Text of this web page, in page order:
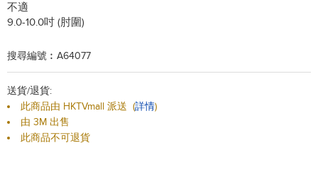
不適
9.0-10.0吋 (肘圍)
搜尋編號︰A64077
送貨/退貨:
此商品由 HKTVmall 派送 (詳情)
由 3M 出售
此商品不可退貨